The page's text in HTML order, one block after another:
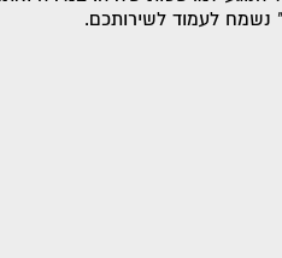
נשמח לעמוד לשירותכם.